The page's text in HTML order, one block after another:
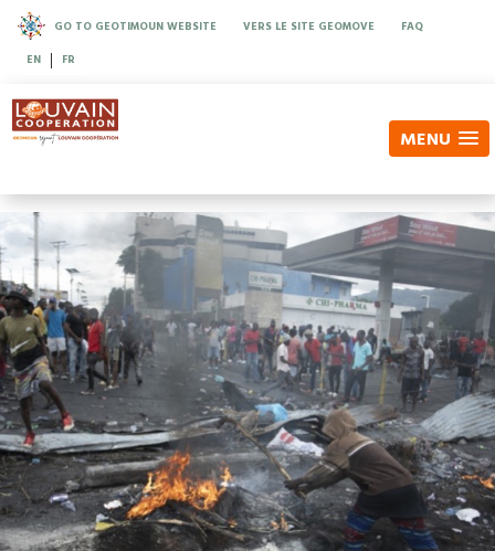
GO TO GEOTIMOUN WEBSITE VERS LE SITE GEOMOVE
FAQ
EN | FR
MENU